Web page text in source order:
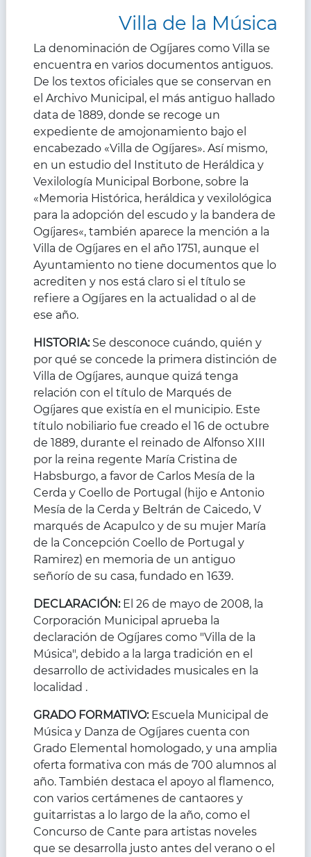
Villa de la Música
La denominación de Ogíjares como Villa se
encuentra en varios documentos antiguos.
De los textos oficiales que se conservan en
el Archivo Municipal, el más antiguo hallado
data de 1889, donde se recoge un
expediente de amojonamiento bajo el
encabezado «Villa de Ogíjares». Así mismo,
en un estudio del Instituto de Heráldica y
Vexilología Municipal Borbone, sobre la
«Memoria Histórica, heráldica y vexilológica
para la adopción del escudo y la bandera de
Ogíjares«, también aparece la mención a la
Villa de Ogíjares en el año 1751, aunque el
Ayuntamiento no tiene documentos que lo
acrediten y nos está claro si el título se
refiere a Ogíjares en la actualidad o al de
ese año.
HISTORIA: Se desconoce cuándo, quién y
por qué se concede la primera distinción de
Villa de Ogíjares, aunque quizá tenga
relación con el título de Marqués de
Ogíjares que existía en el municipio. Este
título nobiliario fue creado el 16 de octubre
de 1889, durante el reinado de Alfonso XIII
por la reina regente María Cristina de
Habsburgo, a favor de Carlos Mesía de la
Cerda y Coello de Portugal (hijo e Antonio
Mesía de la Cerda y Beltrán de Caicedo, V
marqués de Acapulco y de su mujer María
de la Concepción Coello de Portugal y
Ramirez) en memoria de un antiguo
señorío de su casa, fundado en 1639.
DECLARACIÓN:El 26 de mayo de 2008, la
Corporación Municipal aprueba la
declaración de Ogíjares como "Villa de la
Música", debido a la larga tradición en el
desarrollo de actividades musicales en la
localidad .
GRADO FORMATIVO:Escuela Municipal de
Música y Danza de Ogíjares cuenta con
Grado Elemental homologado, y una amplia
oferta formativa con más de 700 alumnos al
año. También destaca el apoyo al flamenco,
con varios certámenes de cantaores y
guitarristas a lo largo de la año, como el
Concurso de Cante para artistas noveles
que se desarrolla justo antes del verano o el